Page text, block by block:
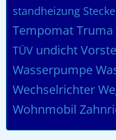
standheizung
TempomatTruma
TÜV undicht
Wasserpumpe
Wechselrichter
Wohnmobil